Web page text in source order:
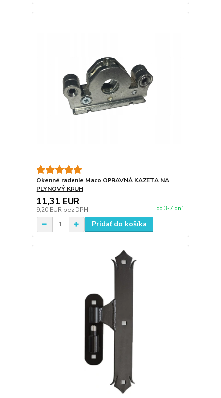
Okenné radenie Maco OPRAVNÁ KAZETA NA
PLYNOVÝ KRUH
11,31 EUR
9,20 EUR bez DPH do 3-7 dní
Pridať do košíka